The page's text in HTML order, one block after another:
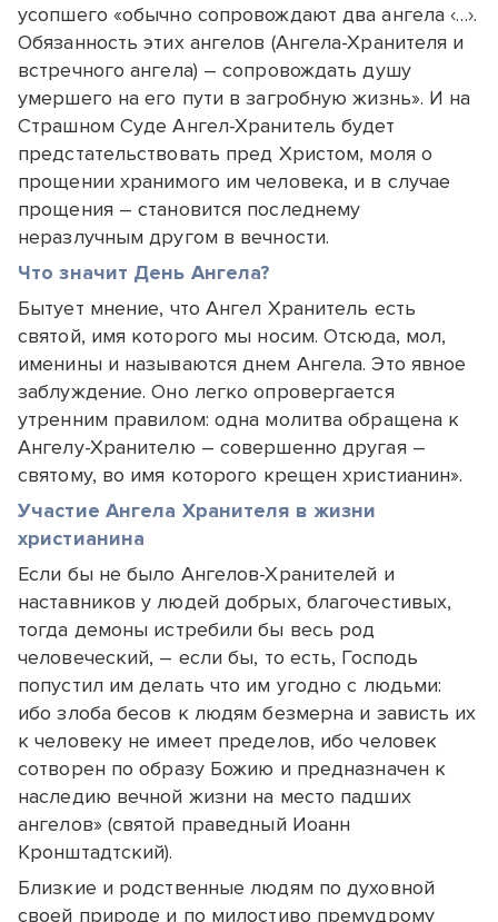
усопшего «обычно сопровождают два ангела ‹…›.
Обязанность этих ангелов (Ангела-Хранителя и
встречного ангела) – сопровождать душу
умершего на его пути в загробную жизнь». И на
Страшном Суде Ангел-Хранитель будет
предстательствовать пред Христом, моля о
прощении хранимого им человека, и в случае
прощения – становится последнему
неразлучным другом в вечности.
Что значит День Ангела?
Бытует мнение, что Ангел Хранитель есть
святой, имя которого мы носим. Отсюда, мол,
именины и называются днем Ангела. Это явное
заблуждение. Оно легко опровергается
утренним правилом: одна молитва обращена к
Ангелу-Хранителю – совершенно другая –
святому, во имя которого крещен христианин».
Участие Ангела Хранителя в жизни
христианина
Если бы не было Ангелов-Хранителей и
наставников у людей добрых, благочестивых,
тогда демоны истребили бы весь род
человеческий, – если бы, то есть, Господь
попустил им делать что им угодно с людьми:
ибо злоба бесов к людям безмерна и зависть их
к человеку не имеет пределов, ибо человек
сотворен по образу Божию и предназначен к
наследию вечной жизни на место падших
ангелов» (святой праведный Иоанн
Кронштадтский).
Близкие и родственные людям по духовной
своей природе и по милостиво премудрому